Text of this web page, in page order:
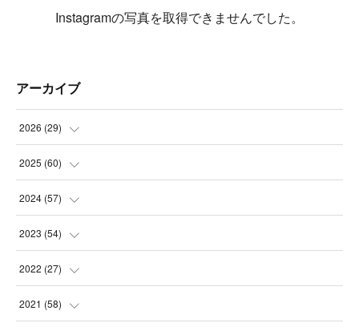
Instagramの写真を取得できませんでした。
アーカイブ
2026 (29)
(5
(3
(7
(6
2025 (60)
(3
(3
(3
(2
2024 (57)
(4
(5
(2
2023 (54)
(6
(8
2022 (27)
(1
2021 (58)